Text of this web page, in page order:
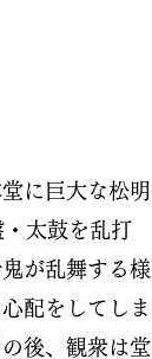
に巨大な松明
太鼓を乱打
が乱舞する様
配をしてしま
後、観衆は堂